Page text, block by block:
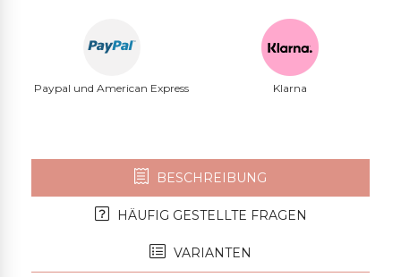
Paypal und American Express Klarna
BESCHREIBUNG
HÄUFIG GESTELLTE FRAGEN
VARIANTEN